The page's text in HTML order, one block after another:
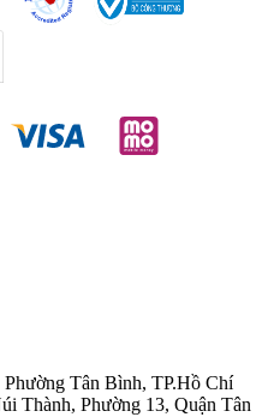
Tân Bình, TP.Hồ Chí
Thành, Phường 13, Quận Tân